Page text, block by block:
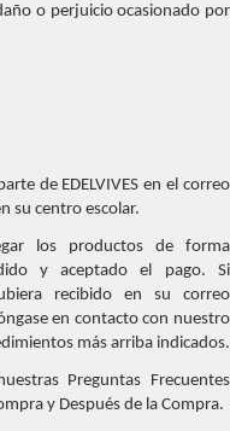
o perjuicio ocasionado por
de EDELVIVES en el correo
su centro escolar.
los productos de forma
y aceptado el pago. Si
recibido en su correo
en contacto con nuestro
más arriba indicados.
Preguntas Frecuentes
y Después de la Compra.